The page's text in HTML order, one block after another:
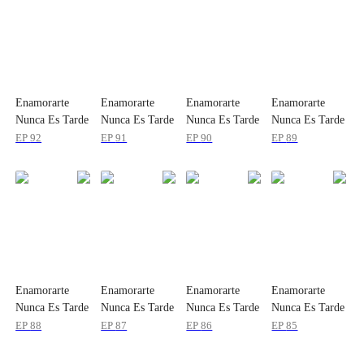
Enamorarte
Nunca Es Tarde
EP92
Enamorarte
Nunca Es Tarde
EP91
Enamorarte
Nunca Es Tarde
EP90
Enamorarte
Nunca Es Tarde
EP89
Enamorarte
Nunca Es Tarde
EP88
Enamorarte
Nunca Es Tarde
EP87
Enamorarte
Nunca Es Tarde
EP86
Enamorarte
Nunca Es Tarde
EP85